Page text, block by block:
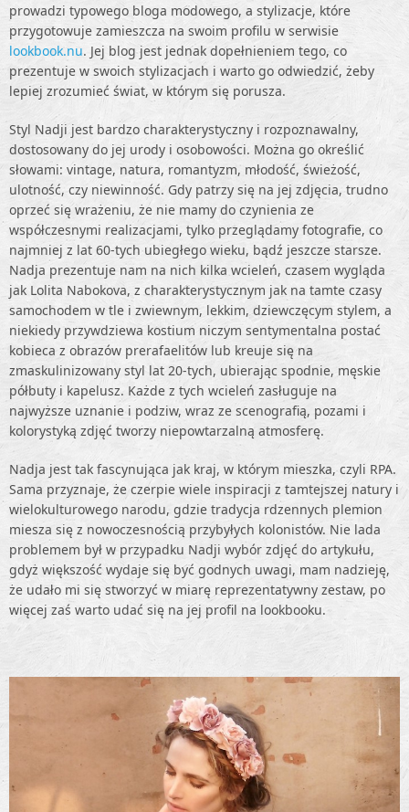
prowadzi typowego bloga modowego, a stylizacje, które
przygotowuje zamieszcza na swoim profilu w serwisie
lookbook.nu. Jej blog jest jednak dopełnieniem tego, co
prezentuje w swoich stylizacjach i warto go odwiedzić, żeby
lepiej zrozumieć świat, w którym się porusza.
Styl Nadji jest bardzo charakterystyczny i rozpoznawalny,
dostosowany do jej urody i osobowości. Można go określić
słowami: vintage, natura, romantyzm, młodość, świeżość,
ulotność, czy niewinność. Gdy patrzy się na jej zdjęcia, trudno
oprzeć się wrażeniu, że nie mamy do czynienia ze
współczesnymi realizacjami, tylko przeglądamy fotografie, co
najmniej z lat 60-tych ubiegłego wieku, bądź jeszcze starsze.
Nadja prezentuje nam na nich kilka wcieleń, czasem wygląda
jak Lolita Nabokova, z charakterystycznym jak na tamte czasy
samochodem w tle i zwiewnym, lekkim, dziewczęcym stylem, a
niekiedy przywdziewa kostium niczym sentymentalna postać
kobieca z obrazów prerafaelitów lub kreuje się na
zmaskulinizowany styl lat 20-tych, ubierając spodnie, męskie
półbuty i kapelusz. Każde z tych wcieleń zasługuje na
najwyższe uznanie i podziw, wraz ze scenografią, pozami i
kolorystyką zdjęć tworzy niepowtarzalną atmosferę.
Nadja jest tak fascynująca jak kraj, w którym mieszka, czyli RPA.
Sama przyznaje, że czerpie wiele inspiracji z tamtejszej natury i
wielokulturowego narodu, gdzie tradycja rdzennych plemion
miesza się z nowoczesnością przybyłych kolonistów. Nie lada
problemem był w przypadku Nadji wybór zdjęć do artykułu,
gdyż większość wydaje się być godnych uwagi, mam nadzieję,
że udało mi się stworzyć w miarę reprezentatywny zestaw, po
więcej zaś warto udać się na jej profil na lookbooku.